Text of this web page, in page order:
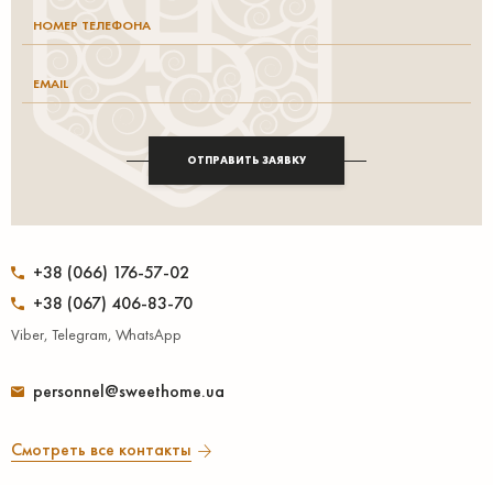
+38 (066) 176-57-02
+38 (067) 406-83-70
Viber, Telegram, WhatsApp
personnel@sweethome.ua
Смотреть все контакты
ОТПРАВИТЬ ЗАЯВКУ